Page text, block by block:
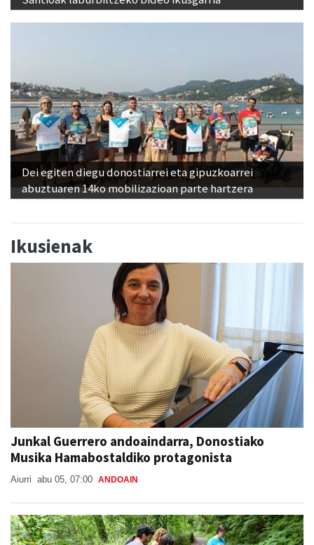
Dei egiten diegu donostiarrei eta gipuzkoarrei
abuztuaren 14ko mobilizazioan parte hartzera
Ikusienak
Junkal Guerrero andoaindarra, Donostiako
Musika Hamabostaldiko protagonista
Aiurri abu 05, 07:00 ANDOAIN